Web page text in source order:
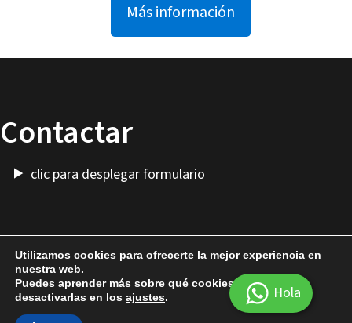
Más información
Contactar
clic para desplegar formulario
Más Cosas Alquilar Presto- Cuenta
Utilizamos cookies para ofrecerte la mejor experiencia en
nuestra web.
Puedes aprender más sobre qué cookies utilizamos o
desactivarlas en los ajustes. Hola